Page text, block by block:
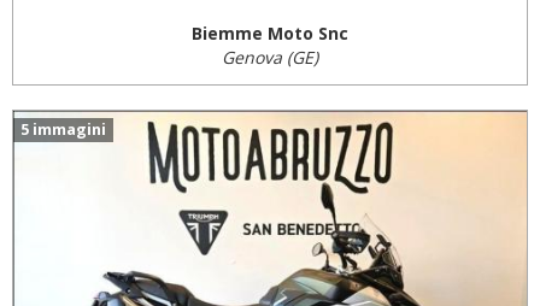
Biemme Moto Snc
Genova (GE)
5 immagini